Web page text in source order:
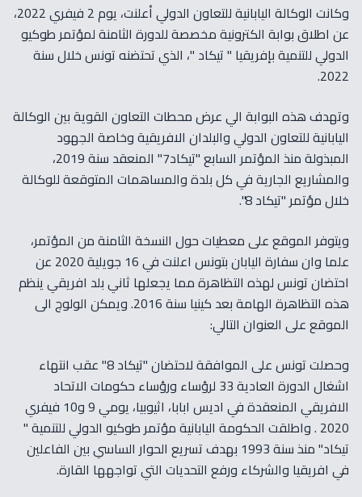
وكانت الوكالة اليابانية للتعاون الدولي أعلنت، يوم 2 فيفري 2022،
عن اطلاق بوابة الكترونية مخصصة للدورة الثامنة لمؤتمر طوكيو
الدولي للتنمية بإفريقيا " تيكاد "، الذي تحتضنه تونس خلال سنة
2022.
وتهدف هذه البوابة الي عرض محطات التعاون القوية بين الوكالة
اليابانية للتعاون الدولي والبلدان الافريقية وخاصة الجهود
المبذولة منذ المؤتمر السابع "تيكاد7" المنعقد سنة 2019،
والمشاريع الجارية في كل بلدة والمساهمات المتوقعة للوكالة
خلال مؤتمر "تيكاد 8".
ويتوفر الموقع على معطيات حول النسخة الثامنة من المؤتمر،
علما وان سفارة اليابان بتونس اعلنت في 16 جويلية 2020 عن
احتضان تونس لهذه التظاهرة مما يجعلها ثاني بلد افريقي ينظم
هذه التظاهرة الهامة بعد كينيا سنة 2016. ويمكن الولوج الى
الموقع على العنوان التالي:
وحصلت تونس على الموافقة لاحتضان "تيكاد 8" عقب انتهاء
اشغال الدورة العادية 33 لرؤساء ورؤساء حكومات الاتحاد
الافريقي المنعقدة في اديس ابابا، اثيوبيا، يومي 9 و10 فيفري
2020 . واطلقت الحكومة اليابانية مؤتمر طوكيو الدولي للتنمية "
تيكاد" منذ سنة 1993 بهدف تسريع الحوار الساسي بين الفاعلين
في افريقيا والشركاء ورفع التحديات التي تواجهها القارة.